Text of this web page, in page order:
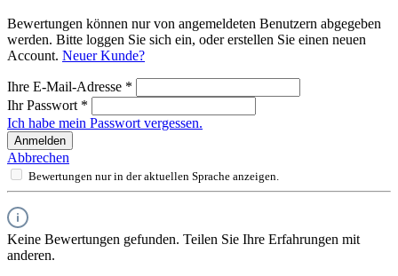
Bewertungen können nur von angemeldeten Benutzern abgegeben
werden. Bitte loggen Sie sich ein, oder erstellen Sie einen neuen
Account. Neuer Kunde?
Ihre E-Mail-Adresse *
Ihr Passwort *
Ich habe mein Passwort vergessen.
Anmelden
Abbrechen
Bewertungen nur in der aktuellen Sprache anzeigen.
Keine Bewertungen gefunden. Teilen Sie Ihre Erfahrungen mit
anderen.